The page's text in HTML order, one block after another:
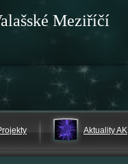
Meziříčí
Aktuality AK